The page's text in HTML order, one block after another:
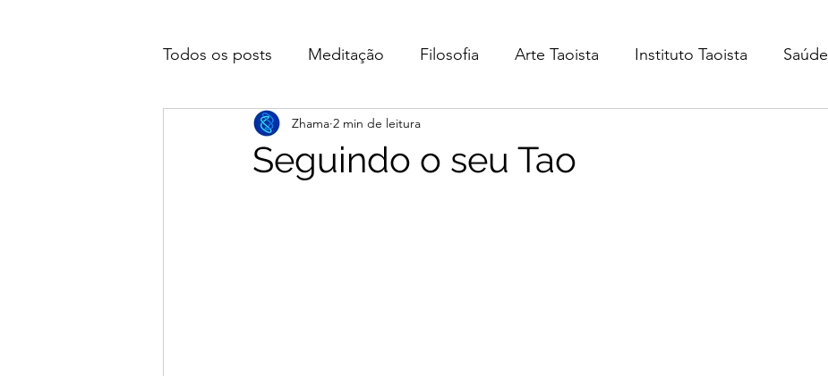
Todos os posts Meditação Filosofia Arte Taoista Instituto Taoista Saúde
Seguindo o seu Tao
Zhama 2 min de leitura